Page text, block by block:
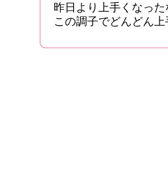
昨日より上手くなっ
この調子でどんどん